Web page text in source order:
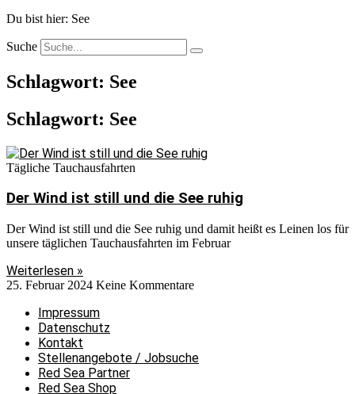
Du bist hier: See
Suche
Schlagwort: See
Schlagwort: See
Tägliche Tauchausfahrten
Der Wind ist still und die See ruhig
Der Wind ist still und die See ruhig und damit heißt es Leinen los für
unsere täglichen Tauchausfahrten im Februar
Weiterlesen »
25. Februar 2024 Keine Kommentare
Impressum
Datenschutz
Kontakt
Stellenangebote / Jobsuche
Red Sea Partner
Red Sea Shop